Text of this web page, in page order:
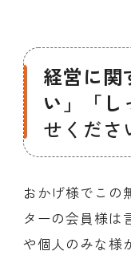
経営に関
い」「し
せくださ
おかげ様でこの
ターの会員様は
や個人のみな様